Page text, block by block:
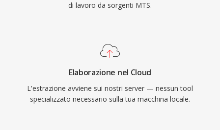
di lavoro da sorgenti MTS.
Elaborazione nel Cloud
L'estrazione avviene sui nostri server — nessun tool
specializzato necessario sulla tua macchina locale.